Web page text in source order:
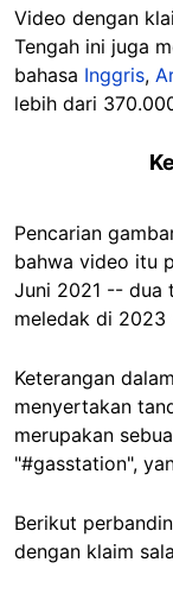
Video dengan
Tengah ini juga
bahasa Inggris,
lebih dari
Pencarian
bahwa video itu
Juni 2021 -- dua
meledak di 2023
Keterangan
menyertakan
merupakan
"#gasstation",
Berikut
dengan klaim